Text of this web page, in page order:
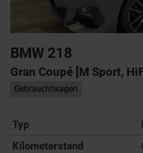
BMW 218
Gran Coupé [M Sport,
Gebrauchtwagen
Typ
Kilometerstand